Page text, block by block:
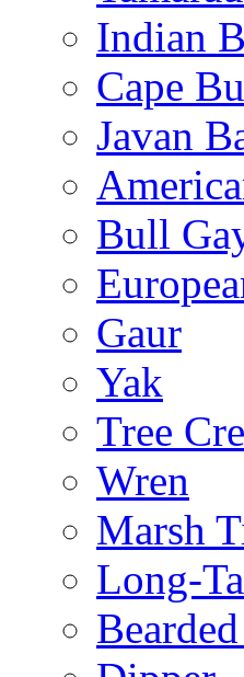
Indian
Cape
Javan
Bull
Gaur
Yak
Tree
Wren
Marsh
Long-